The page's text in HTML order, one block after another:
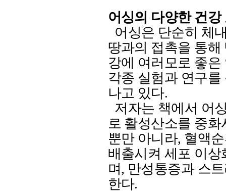
어싱의 다양한 건
어싱은 단순히 체
땅과의 접촉을 통
강에 여러모로 좋
각종 실험과 연구
나고 있다.
저자는 책에서 어
로 활성산소를 중
뿐만 아니라, 혈액
배출시켜 세포 이
며 , 만성통증과 스
한다.